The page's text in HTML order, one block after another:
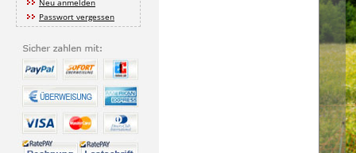
Neu anmelden
Passwort vergessen